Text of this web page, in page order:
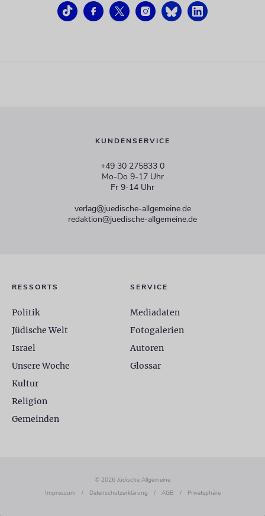
KUNDENSERVICE
+49 30 275833 0
Mo-Do 9-17 Uhr
Fr 9-14 Uhr
verlag@juedische-allgemeine.de
redaktion@juedische-allgemeine.de
RESSORTS
Politik
Jüdische Welt
Israel
Unsere Woche
Kultur
Religion
Gemeinden
SERVICE
Mediadaten
Fotogalerien
Autoren
Glossar
© 2026 Jüdische Allgemeine
Impressum
/ Datenschutzerklärung / AGB / Privatsphäre